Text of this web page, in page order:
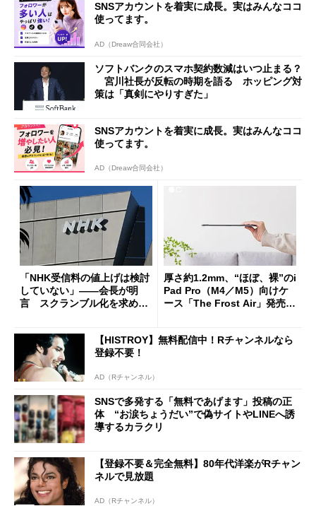
SNSアカウントを着実に成長。実はみんなココ
使ってます。
AD（Dreaw合同会社）
ソフトバンクのスマホ契約数減はいつ止まる？
宮川社長が反転の時期を語る ホッピング対
策は「真剣にやりすぎた」
SNSアカウントを着実に成長。実はみんなココ
使ってます。
AD（Dreaw合同会社）
「NHK受信料の値上げは検討
していない」――会長が明
言 スクランブル化を求める
厚さ約1.2mm、“ほぼ、裸”のi
Pad Pro（M4／M5）向けケ
ース「The Frost Air」発売
【HISTROY】無料配信中！Rチャンネルなら
登録不要！
AD（Rチャンネル）
SNSで多発する「無料であげます」投稿の正
体 “お涙ちょうだい”で偽サイトやLINEへ誘
導するカラクリ
【登録不要＆完全無料】80年代洋楽がRチャン
ネルで見放題
AD（Rチャンネル）